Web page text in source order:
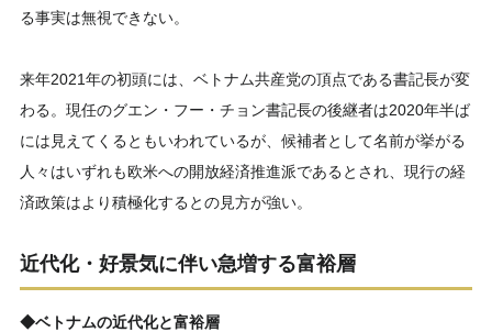
る事実は無視できない。
来年2021年の初頭には、ベトナム共産党の頂点である書記長が変
わる。現任のグエン・フー・チョン書記長の後継者は2020年半ば
には見えてくるともいわれているが、候補者として名前が挙がる
人々はいずれも欧米への開放経済推進派であるとされ、現行の経
済政策はより積極化するとの見方が強い。
近代化・好景気に伴い急増する富裕層
◆ベトナムの近代化と富裕層